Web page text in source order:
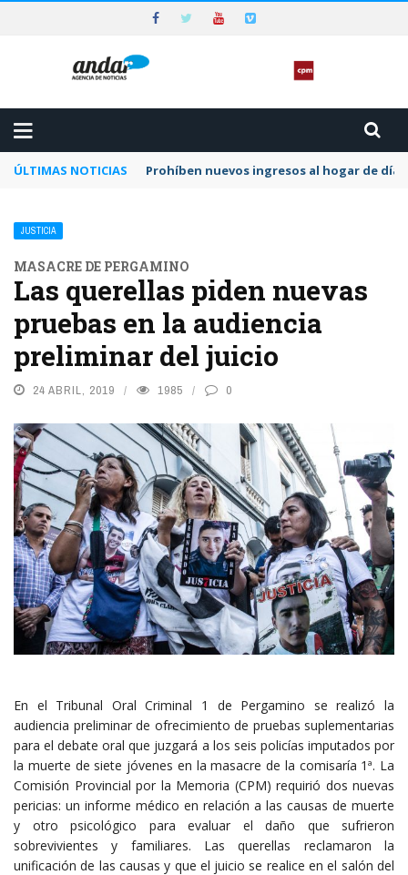
ÚLTIMAS NOTICIAS Prohíben nuevos ingresos al hogar de día
JUSTICIA
MASACRE DE PERGAMINO
Las querellas piden nuevas
pruebas en la audiencia
preliminar del juicio
24 ABRIL, 2019 1985 0
En el Tribunal Oral Criminal 1 de Pergamino se realizó la
audiencia preliminar de ofrecimiento de pruebas suplementarias
para el debate oral que juzgará a los seis policías imputados por
la muerte de siete jóvenes en la masacre de la comisaría 1ª. La
Comisión Provincial por la Memoria (CPM) requirió dos nuevas
pericias: un informe médico en relación a las causas de muerte
y otro psicológico para evaluar el daño que sufrieron
sobrevivientes y familiares. Las querellas reclamaron la
unificación de las causas y que el juicio se realice en el salón del